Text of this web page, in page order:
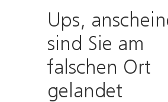
Ups,
sind Sie am
falschen Ort
gelandet